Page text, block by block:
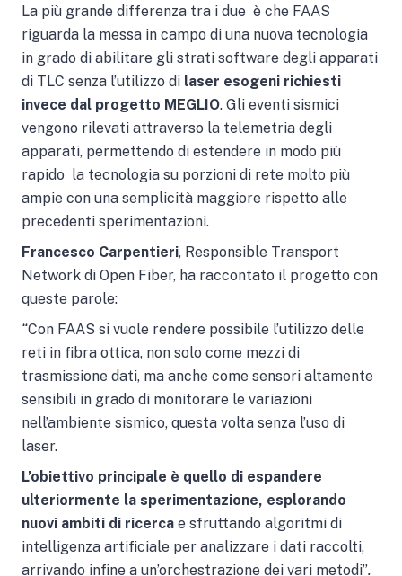
La più grande differenza tra i due è che FAAS
riguarda la messa in campo di una nuova tecnologia
in grado di abilitare gli strati software degli apparati
di TLC senza l’utilizzo di laser esogeni richiesti
invece dal progetto MEGLIO. Gli eventi sismici
vengono rilevati attraverso la telemetria degli
apparati, permettendo di estendere in modo più
rapido la tecnologia su porzioni di rete molto più
ampie con una semplicità maggiore rispetto alle
precedenti sperimentazioni.
Francesco Carpentieri, Responsible Transport
Network di Open Fiber, ha raccontato il progetto con
queste parole:
“Con FAAS si vuole rendere possibile l’utilizzo delle
reti in fibra ottica, non solo come mezzi di
trasmissione dati, ma anche come sensori altamente
sensibili in grado di monitorare le variazioni
nell’ambiente sismico, questa volta senza l’uso di
laser.
L’obiettivo principale è quello di espandere
ulteriormente la sperimentazione, esplorando
nuovi ambiti di ricerca e sfruttando algoritmi di
intelligenza artificiale per analizzare i dati raccolti,
arrivando infine a un’orchestrazione dei vari metodi”.